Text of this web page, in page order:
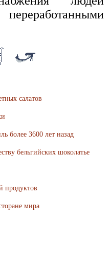
салатов
более 3600 лет назад
бельгийских шоколатье
продуктов
мира